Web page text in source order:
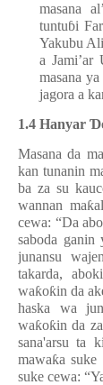
masana
tuntuɓi
Yakubu
a Jami’ar
masana ya
jagora a
1.4 Hanyar Ɗ
Masana da
kan tunanin
ba za su
wannan maƙ
cewa: “Da
saboda ganin
junansu
takarda,
waƙoƙin da
haska wa
waƙoƙin da
sana'arsu ta ki
mawaƙa suke
suke cewa: